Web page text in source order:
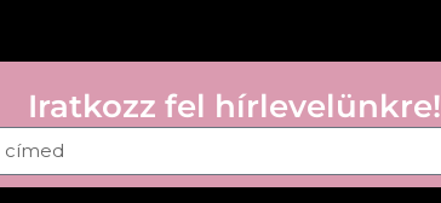
Iratkozz fel hírlevelünkre!